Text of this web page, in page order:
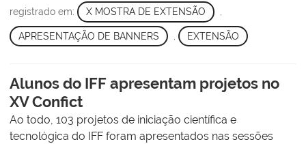
registrado em: X MOSTRA DE EXTENSÃO ,
APRESENTAÇÃO DE BANNERS EXTENSÃO
Alunos do IFF apresentam projetos no
XV Confict
Ao todo, 103 projetos de iniciação científica e
tecnológica do IFF foram apresentados nas sessões